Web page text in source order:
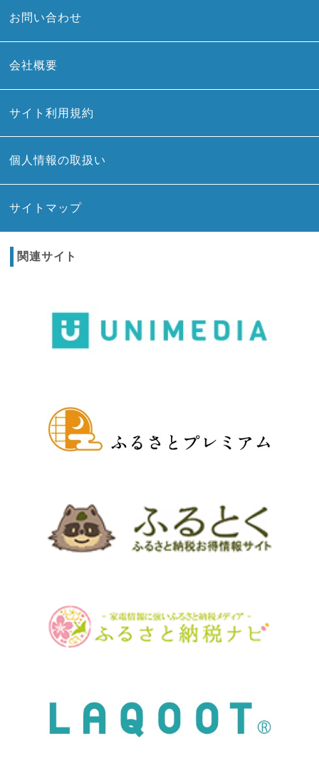
お問い合わせ
会社概要
サイト利用規約
個人情報の取扱い
サイトマップ
関連サイト